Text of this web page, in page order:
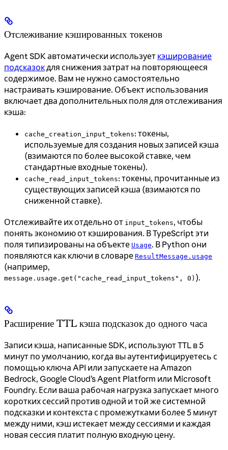
Отслеживание кэшированных токенов
Agent SDK автоматически использует кэширование
подсказокдля снижения затрат на повторяющееся
содержимое. Вам не нужно самостоятельно
настраивать кэширование. Объект использования
включает два дополнительных поля для отслеживания
кэша:
cache_creation_input_tokens: токены,
используемые для создания новых записей кэша
(взимаются по более высокой ставке, чем
стандартные входные токены).
cache_read_input_tokens: токены, прочитанные из
существующих записей кэша (взимаются по
сниженной ставке).
Отслеживайте их отдельно от input_tokens, чтобы
понять экономию от кэширования. В TypeScript эти
поля типизированы на объекте Usage. В Python они
появляются как ключи в словаре ResultMessage.usage
(например,
message.usage.get("cache_read_input_tokens", 0) ).
Расширение TTL кэша подсказок до одного часа
Записи кэша, написанные SDK, используют TTL в 5
минут по умолчанию, когда вы аутентифицируетесь с
помощью ключа API или запускаете на Amazon
Bedrock, Google Cloud’s Agent Platform или Microsoft
Foundry. Если ваша рабочая нагрузка запускает много
коротких сессий против одной и той же системной
подсказки и контекста с промежутками более 5 минут
между ними, кэш истекает между сессиями и каждая
новая сессия платит полную входную цену.